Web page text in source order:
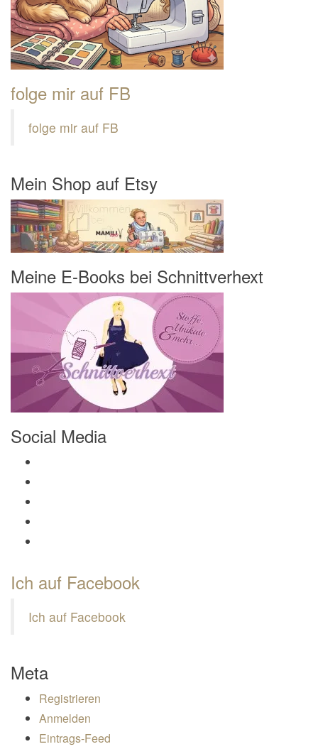
folge mir auf FB
folge mir auf FB
Mein Shop auf Etsy
Meine E-Books bei Schnittverhext
Social Media
Ich auf Facebook
Ich auf Facebook
Meta
Registrieren
Anmelden
Eintrags-Feed